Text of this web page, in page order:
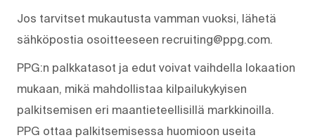
Jos tarvitset mukautusta vamman vuoksi, lähetä
sähköpostia osoitteeseen recruiting@ppg.com.
PPG:n palkkatasot ja edut voivat vaihdella lokaation
mukaan, mikä mahdollistaa kilpailukykyisen
palkitsemisen eri maantieteellisillä markkinoilla.
PPG ottaa palkitsemisessa huomioon useita